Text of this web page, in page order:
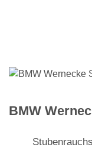
BMW